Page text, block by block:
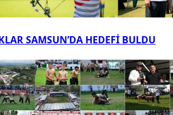
SAMSUN’DA HEDEFİ BULDU